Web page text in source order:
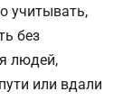
учитывать,
без
людей,
или вдали